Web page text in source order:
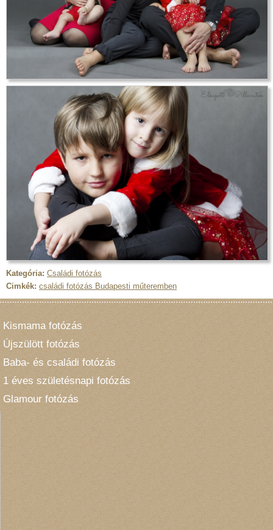
Kategória: Családi fotózás
Cimkék: családi fotózás Budapesti műteremben
Kismama fotózás
Újszülött fotózás
Baba- és családi fotózás
1 éves születésnapi fotózás
Glamour fotózás